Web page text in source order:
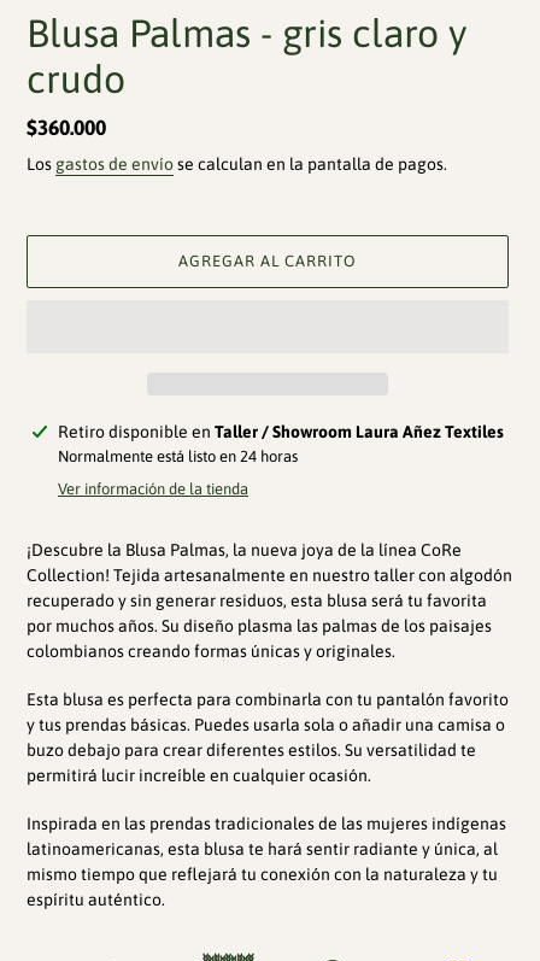
Blusa Palmas - gris claro y
crudo
Precio
habitual
$360.000
Los gastos de envíose calculan en la pantalla de pagos.
AGREGAR AL CARRITO
Agregando
producto
carrito
de
compra
Retiro disponible en Taller / Showroom Laura Añez Textiles
Normalmente está listo en 24 horas
Ver información de la tienda
¡Descubre la Blusa Palmas, la nueva joya de la línea CoRe
Collection! Tejida artesanalmente en nuestro taller con algodón
recuperado y sin generar residuos, esta blusa será tu favorita
por muchos años. Su diseño plasma las palmas de los paisajes
colombianos creando formas únicas y originales.
Esta blusa es perfecta para combinarla con tu pantalón favorito
y tus prendas básicas. Puedes usarla sola o añadir una camisa o
buzo debajo para crear diferentes estilos. Su versatilidad te
permitirá lucir increíble en cualquier ocasión.
Inspirada en las prendas tradicionales de las mujeres indígenas
latinoamericanas, esta blusa te hará sentir radiante y única, al
mismo tiempo que reflejará tu conexión con la naturaleza y tu
espíritu auténtico.